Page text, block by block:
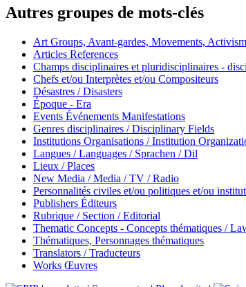
Autres groupes de mots-clés
Art Groups, Avant-gardes, Movements, Activism
Articles References
Champs disciplinaires et pluridisciplinaires -
Chefs et/ou Interprètes et/ou Compositeurs
Désastres / Disasters
Époque - Era
Events Événements Manifestations
Genres disciplinaires / Disciplinary Fields
Institutions Organisations / Institution
Langues / Languages / Sprachen / Dil
Lieux / Places
New Media / Media / TV / Radio
Personnalités civiles et/ou politiques et/ou
Publishers Éditeurs
Rubrique / Section / Editorial
Thematic Concepts - Concepts thématiques /
Thématiques, Personnages thématiques
Translators / Traducteurs
Works Œuvres